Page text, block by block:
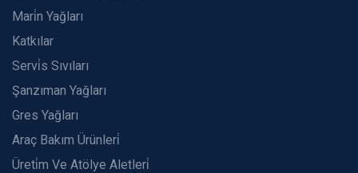
Mari̇n Yağları
Katkılar
Servi̇s Sıvıları
Şanzıman Yağları
Gres Yağları
Araç Bakım Ürünleri̇
Üreti̇m Ve Atölye Aletleri̇